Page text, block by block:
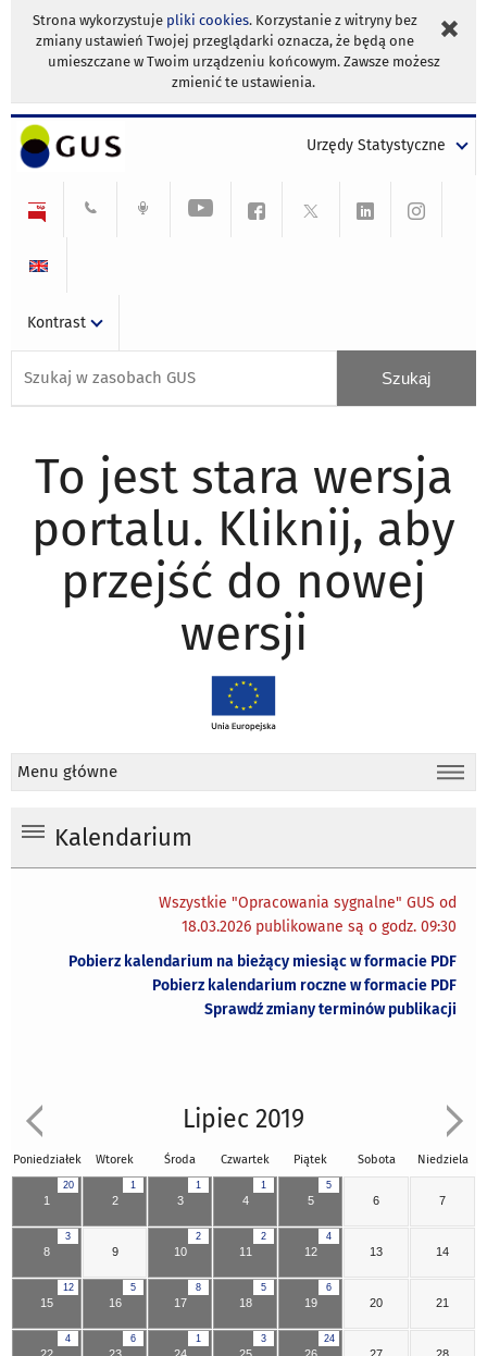
Strona wykorzystuje pliki cookies. Korzystanie z witryny bez
zmiany ustawień Twojej przeglądarki oznacza, że będą one
umieszczane w Twoim urządzeniu końcowym. Zawsze możesz
zmienić te ustawienia.
Urzędy Statystyczne
Kontrast
To jest stara wersja
portalu. Kliknij, aby
przejść do nowej
wersji
Menu główne
Kalendarium
Wszystkie "Opracowania sygnalne" GUS od
18.03.2026 publikowane są o godz. 09:30
Pobierz kalendarium na bieżący miesiąc w formacie PDF
Pobierz kalendarium roczne w formacie PDF
Sprawdź zmiany terminów publikacji
Lipiec 2019
Poniedziałek Wtorek Środa Czwartek Piątek Sobota Niedziela
20
1
1
2
1
3
1
4
5
5 6 7
3
8 9
2
10
2
11
4
12 13 14
12
15
5
16
8
17
5
18
6
19 20 21
4
22
6
23
1
24
3
25
24
26 27 28